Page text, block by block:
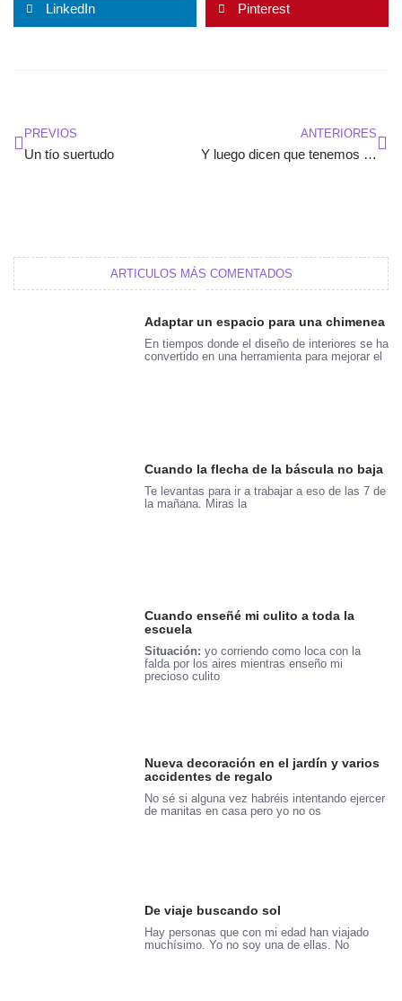
LinkedIn Pinterest
PREVIOS
Un tío suertudo
ANTERIORES
Y luego dicen que tenemos baja natalidad
ARTICULOS MÁS COMENTADOS
Adaptar un espacio para una chimenea
En tiempos donde el diseño de interiores se ha
convertido en una herramienta para mejorar el
Cuando la flecha de la báscula no baja
Te levantas para ir a trabajar a eso de las 7 de
la mañana. Miras la
Cuando enseñé mi culito a toda la
escuela
Situación: yo corriendo como loca con la
falda por los aires mientras enseño mi
precioso culito
Nueva decoración en el jardín y varios
accidentes de regalo
No sé si alguna vez habréis intentando ejercer
de manitas en casa pero yo no os
De viaje buscando sol
Hay personas que con mi edad han viajado
muchísimo. Yo no soy una de ellas. No